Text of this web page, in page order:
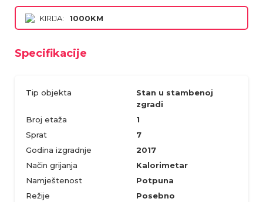
KIRIJA: 1000KM
Specifikacije
Tip objekta
Stan u stambenoj
zgradi
Broj etaža
1
Sprat
7
Godina izgradnje
2017
Način grijanja
Kalorimetar
Namještenost
Potpuna
Režije
Posebno